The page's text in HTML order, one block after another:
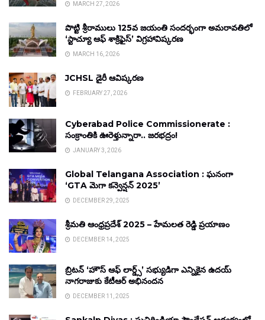
MARCH 27, 2026
పొట్టి శ్రీరాములు 125వ జయంతి సందర్భంగా అమరావతిలో
‘స్టాచ్యూ ఆఫ్ శాక్రిఫైస్’ విగ్రహావిష్కరణ
MARCH 16, 2026
JCHSL డైరీ ఆవిష్కరణ
FEBRUARY 27, 2026
Cyberabad Police Commissionerate :
సంక్రాంతికి ఊరెళ్తున్నారా.. జరభద్రం!
JANUARY 3, 2026
Global Telangana Association : ఘనంగా
‘GTA మెగా కన్వెన్షన్ 2025’
DECEMBER 29, 2025
శ్రీమతి ఆంధ్రప్రదేశ్ 2025 – హేమలత రెడ్డి ప్రయాణం
DECEMBER 14, 2025
బ్రిటన్ ‘హౌస్ ఆఫ్ లార్డ్స్’ సభ్యుడిగా ఎన్నికైన ఉదయ్
నాగరాజుకు కేటీఆర్ అభినందన
DECEMBER 11, 2025